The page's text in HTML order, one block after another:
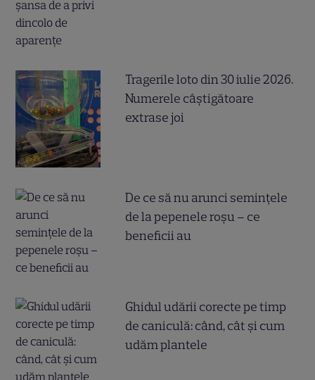
Tragerile loto din 30 iulie 2026.
Numerele câştigătoare
extrase joi
De ce să nu arunci semințele
de la pepenele roșu – ce
beneficii au
Ghidul udării corecte pe timp
de caniculă: când, cât şi cum
udăm plantele